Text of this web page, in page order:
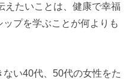
えたいことは、健康で幸福
プを学ぶことが何よりも
い40代、50代の女性をた